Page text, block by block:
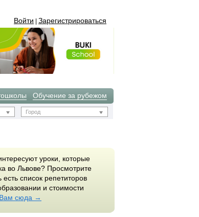
Войти Зарегистрироваться
Обучение за рубежом
Город
уроки, которые
во Львове? Просмотрите
список репетиторов
и стоимости
Вам сюда →